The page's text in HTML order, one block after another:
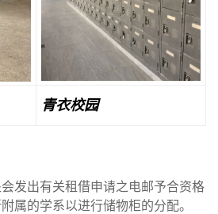
青衣校园
发出有关租借申请之电邮予合资格
属的学系以进行储物柜的分配。